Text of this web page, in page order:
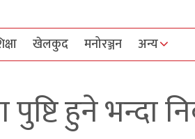
खेलकुद मनोरञ्जन अन्य
हुने भन्दा